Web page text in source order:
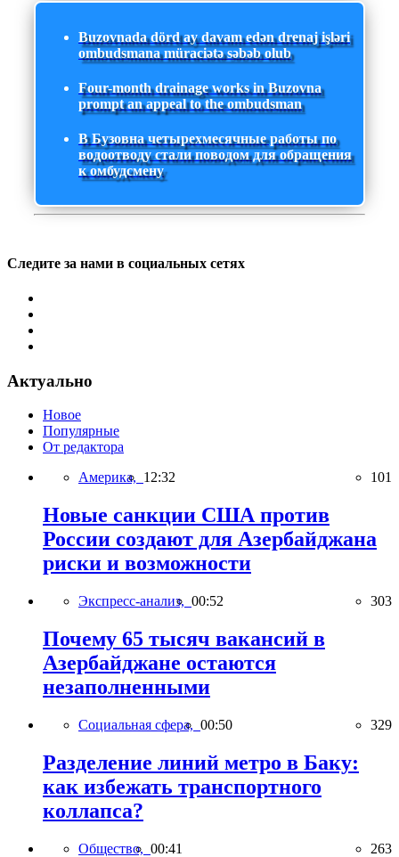
Buzovnada dörd ay davam edən drenaj işləri
ombudsmana müraciətə səbəb olub
Four-month drainage works in Buzovna
prompt an appeal to the ombudsman
В Бузовна четырехмесячные работы по
водоотводу стали поводом для обращения
к омбудсмену
Следите за нами в социальных сетях
Актуально
Новое
Популярные
От редактора
Америка, 12:32 101
Новые санкции США против
России создают для Азербайджана
риски и возможности
Экспресс-анализ, 00:52 303
Почему 65 тысяч вакансий в
Азербайджане остаются
незаполненными
Социальная сфера, 00:50 329
Разделение линий метро в Баку:
как избежать транспортного
коллапса?
Общество, 00:41 263